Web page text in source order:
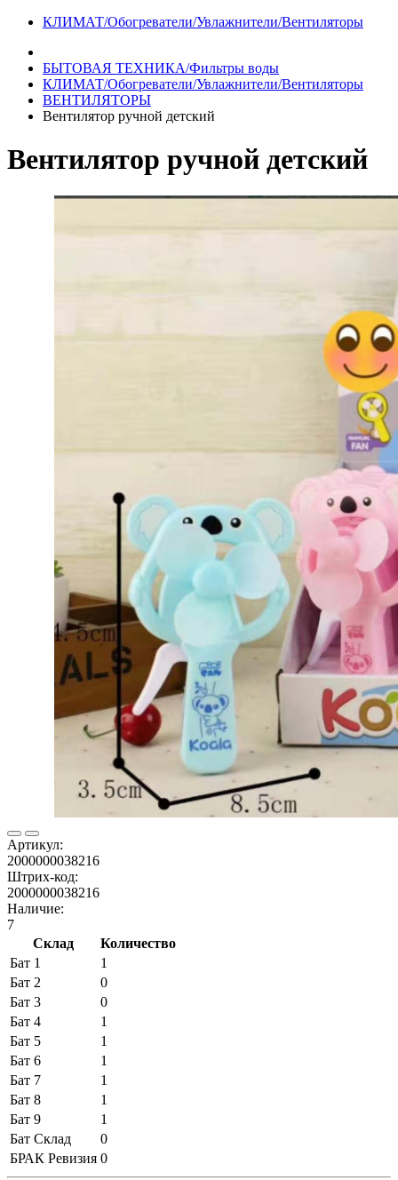
КЛИМАТ/Обогреватели/Увлажнители/Вентиляторы
БЫТОВАЯ ТЕХНИКА/Фильтры воды
КЛИМАТ/Обогреватели/Увлажнители/Вентиляторы
ВЕНТИЛЯТОРЫ
Вентилятор ручной детский
Вентилятор ручной детский
Артикул:
2000000038216
Штрих-код:
2000000038216
Наличие:
7
Склад
Количество
Бат 1
1
Бат 2
0
Бат 3
0
Бат 4
1
Бат 5
1
Бат 6
1
Бат 7
1
Бат 8
1
Бат 9
1
Бат Склад
0
БРАК Ревизия 0